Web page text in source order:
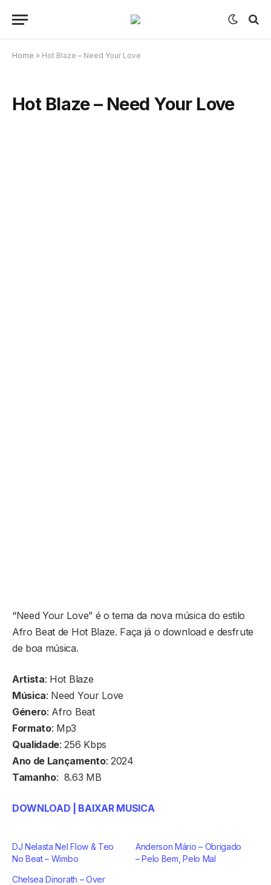
Home » Hot Blaze – Need Your Love
Hot Blaze – Need Your Love
“Need Your Love” é o tema da nova música do estilo
Afro Beat de Hot Blaze. Faça já o download e desfrute
de boa música.
Artista: Hot Blaze
Música: Need Your Love
Género: Afro Beat
Formato: Mp3
Qualidade: 256 Kbps
Ano de Lançamento: 2024
Tamanho: 8.63 MB
DOWNLOAD | BAIXAR MUSICA
DJ Nelasta Nel Flow & Teo
No Beat – Wimbo
Anderson Mário – Obrigado
– Pelo Bem, Pelo Mal
Chelsea Dinorath – Over